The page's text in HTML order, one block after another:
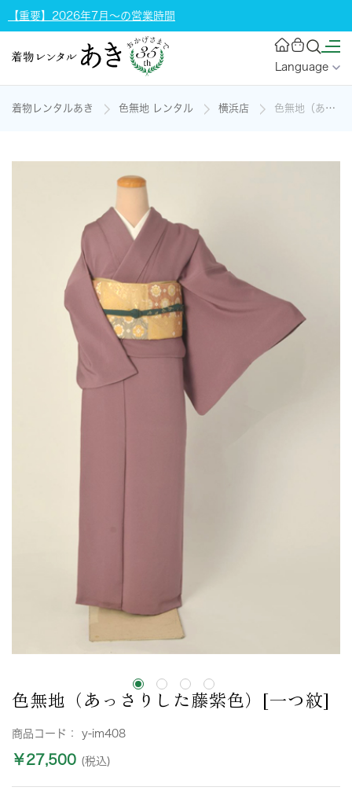
【重要】2026年7月～の営業時間
Language
着物レンタルあき 色無地 レンタル 横浜店 色無地（あっさりした藤紫色）[一つ紋]の着物レンタル
色無地（あっさりした藤紫色）[一つ紋]
商品コード： y-im408
￥27,500 (税込)